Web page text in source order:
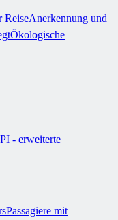
ReiseAnerkennung und
Ökologische
- erweiterte
Passagiere mit